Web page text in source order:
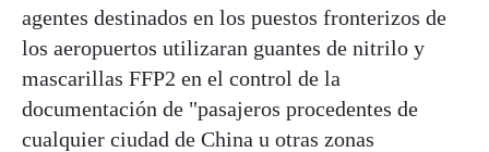
agentes destinados en los puestos fronterizos de
los aeropuertos utilizaran guantes de nitrilo y
mascarillas FFP2 en el control de la
documentación de "pasajeros procedentes de
cualquier ciudad de China u otras zonas